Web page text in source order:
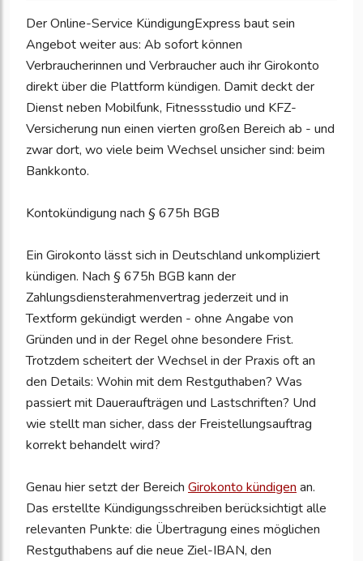
Der Online-Service KündigungExpress baut sein
Angebot weiter aus: Ab sofort können
Verbraucherinnen und Verbraucher auch ihr Girokonto
direkt über die Plattform kündigen. Damit deckt der
Dienst neben Mobilfunk, Fitnessstudio und KFZ-
Versicherung nun einen vierten großen Bereich ab - und
zwar dort, wo viele beim Wechsel unsicher sind: beim
Bankkonto.
Kontokündigung nach § 675h BGB
Ein Girokonto lässt sich in Deutschland unkompliziert
kündigen. Nach § 675h BGB kann der
Zahlungsdiensterahmenvertrag jederzeit und in
Textform gekündigt werden - ohne Angabe von
Gründen und in der Regel ohne besondere Frist.
Trotzdem scheitert der Wechsel in der Praxis oft an
den Details: Wohin mit dem Restguthaben? Was
passiert mit Daueraufträgen und Lastschriften? Und
wie stellt man sicher, dass der Freistellungsauftrag
korrekt behandelt wird?
Genau hier setzt der Bereich Girokonto kündigen an.
Das erstellte Kündigungsschreiben berücksichtigt alle
relevanten Punkte: die Übertragung eines möglichen
Restguthabens auf die neue Ziel-IBAN, den